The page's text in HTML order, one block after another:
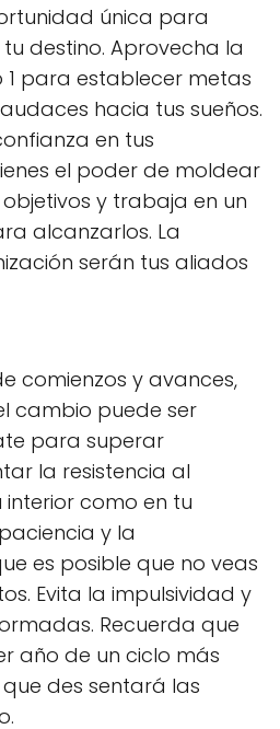
única para
destino. Aprovecha la
para establecer metas
hacia tus sueños.
en tus
el poder de moldear
y trabaja en un
alcanzarlos. La
serán tus aliados
comienzos y avances,
cambio puede ser
para superar
la resistencia al
como en tu
y la
es posible que no veas
Evita la impulsividad y
Recuerda que
año de un ciclo más
des sentará las